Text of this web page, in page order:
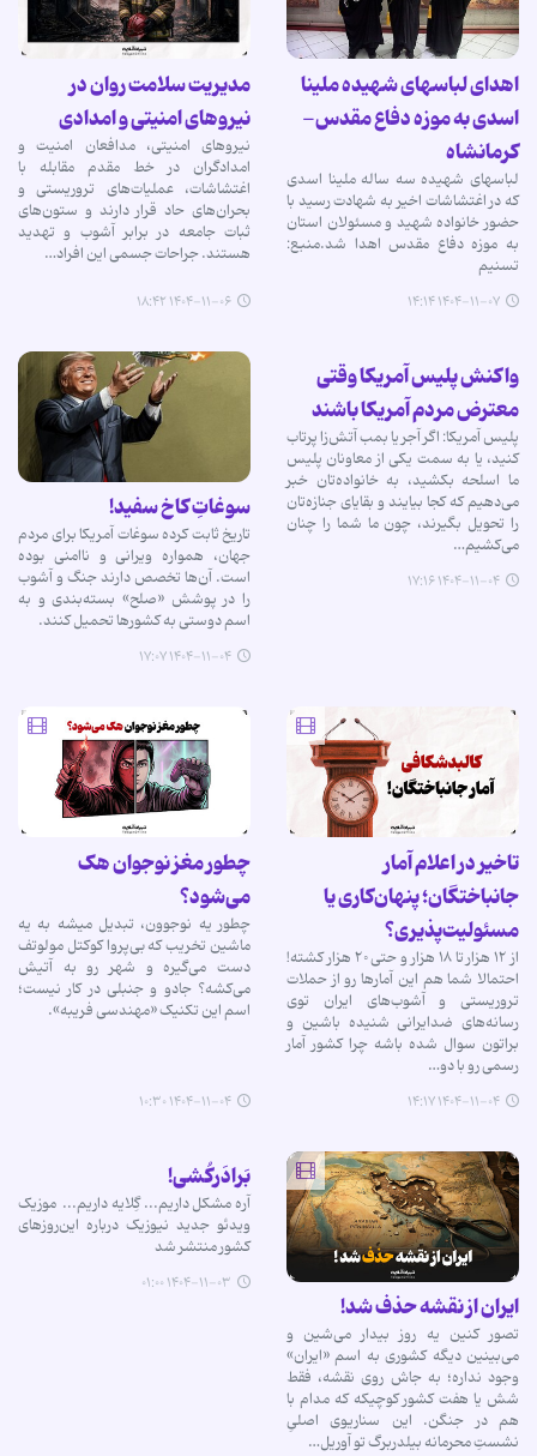
اهدای لباسهای شهیده ملینا
اسدی به موزه دفاع مقدس-
کرمانشاه
لباسهای شهیده سه ساله ملینا اسدی
که در اغتشاشات اخیر به شهادت رسید با
حضور خانواده شهید و مسئولان استان
به موزه دفاع مقدس اهدا شد.منبع:
تسنیم
۱۴۰۴-۱۱-۰۷ ۱۴:۱۴
مدیریت سلامت روان در
نیروهای امنیتی و امدادی
نیروهای امنیتی، مدافعان امنیت و
امدادگران در خط مقدم مقابله با
اغتشاشات، عملیات‌های تروریستی و
بحران‌های حاد قرار دارند و ستون‌های
ثبات جامعه در برابر آشوب و تهدید
هستند. جراحات جسمی این افراد…
۱۴۰۴-۱۱-۰۶ ۱۸:۴۲
واکنش پلیس آمریکا وقتی
معترض مردم آمریکا باشند
پلیس آمریکا: اگر آجر یا بمب آتش‌زا پرتاب
کنید، یا به سمت یکی از معاونان پلیس
ما اسلحه بکشید، به خانواده‌تان خبر
می‌دهیم که کجا بیایند و بقایای جنازه‌تان
را تحویل بگیرند، چون ما شما را چنان
می‌کشیم…
۱۴۰۴-۱۱-۰۴ ۱۷:۱۶
سوغاتِ کاخ سفید!
تاریخ ثابت کرده سوغات آمریکا برای مردم
جهان، همواره ویرانی و ناامنی بوده
است. آن‌ها تخصص دارند جنگ و آشوب
را در پوشش «صلح» بسته‌بندی و به
اسم دوستی به کشورها تحمیل کنند.
۱۴۰۴-۱۱-۰۴ ۱۷:۰۷
تاخیر در اعلام آمار
جانباختگان؛ پنهان‌کاری یا
مسئولیت‌پذیری؟
از ۱۲ هزار تا ۱۸ هزار و حتی ۲۰ هزار کشته!
احتمالا شما هم این آمارها رو از حملات
تروریستی و آشوب‌های ایران توی
رسانه‌های ضدایرانی شنیده باشین و
براتون سوال شده باشه چرا کشور آمار
رسمی رو با دو…
۱۴۰۴-۱۱-۰۴ ۱۴:۱۷
چطور مغز نوجوان هک
می‌شود؟
چطور یه نوجوون، تبدیل میشه به یه
ماشین تخریب که بی‌پروا کوکتل مولوتف
دست می‌گیره و شهر رو به آتیش
می‌کشه؟ جادو و جنبلی در کار نیست؛
اسم این تکنیک «مهندسی فریبه».
۱۴۰۴-۱۱-۰۴ ۱۰:۳۰
ایران از نقشه حذف شد!
تصور کنین یه روز بیدار می‌شین و
می‌بینین دیگه کشوری به اسم «ایران»
وجود نداره؛ به جاش روی نقشه، فقط
شش یا هفت کشور کوچیکه که مدام با
هم در جنگن. این سناریوی اصلیِ
نشستِ محرمانه‌ بیلدربرگ تو آوریل…
بَرادَرکُشی!
آره مشکل داریم... گِلایه داریم... ‌ موزیک
ویدئو جدید نیوزیک درباره این‌روزهای
کشور منتشر شد
۱۴۰۴-۱۱-۰۳ ۰۱:۰۰